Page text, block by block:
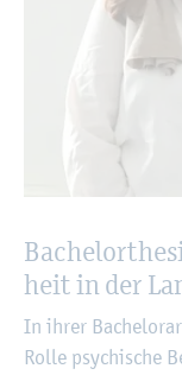
heit in der
In ihrer
Rolle psy­chi­sche